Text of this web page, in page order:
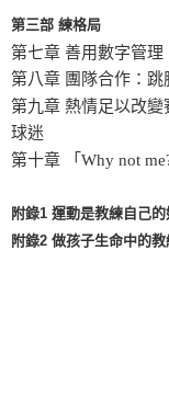
第三部 練格局
第七章 善用數字管
第八章 團隊合作：
第九章 熱情足以改
球迷
第十章 「Why not
附錄1 運動是教練自己
附錄2 做孩子生命中的